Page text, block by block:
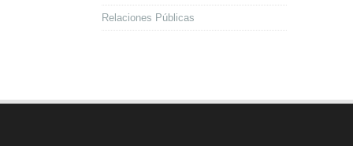
Relaciones Públicas